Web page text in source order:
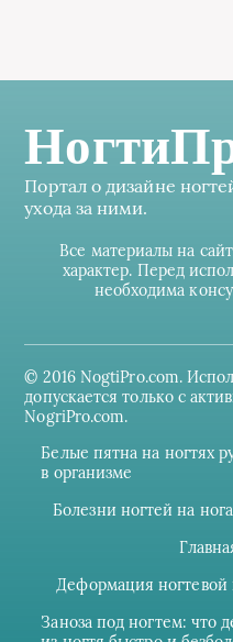
Портал о дизайне
ухода за ними.
Все материалы на
характер. Перед
необходима
© 2016 NogtiPro.com.
допускается только с
NogriPro.com.
Белые пятна на ногтях
в организме
Болезни ногтей на
Деформация
Заноза под ногтем: что